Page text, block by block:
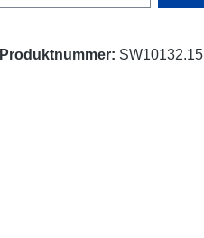
Produktnummer: SW10132.15